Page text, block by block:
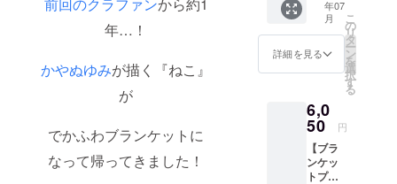
前回のクラファンから約1
年…！
かやぬゆみが描く『ねこ』
が
でかふわブランケットに
なって帰ってきました！
イメー
ジで
す。 金
額には
料770円
を含ん
でおり
ます。
ト ・ぷ
に缶 ・
キャン
バス
ポーチ
・マグ
画像は
イメー
ジで
す。 金
額には
消費税
年07
月
詳細を見る
こ
の
リ
タ
ー
ン
を
選
択
す
る
6,0
50 円
【ブラ
ンケッ
トプラ